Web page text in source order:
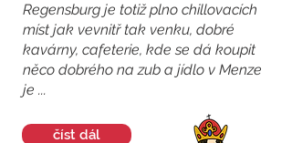
Regensburg je totiž plno chillovacích
míst jak vevnitř tak venku, dobré
kavárny, cafeterie, kde se dá koupit
něco dobrého na zub a jídlo v Menze
je ...
číst dál